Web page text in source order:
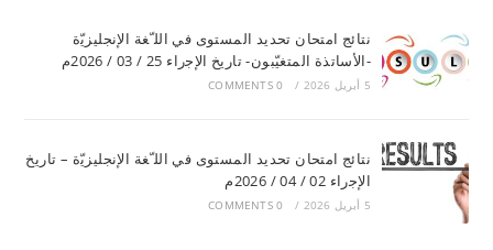
ﻧﺘﺎﺋﺞ اﻣﺘﺤﺎن ﺗﺤﺪﯾﺪ اﻟﻤﺴﺘﻮى ﻓﻲ اﻟﻠ ّﻐﺔ اﻹﻧﺠﻠﯿﺰﯾّة
-اﻷﺳﺎﺗﺬة اﻟﻤﺘﻐﯿّﺒﻮن- ﺗﺎرﯾﺦ اﻹﺟراء 25 / 03 / 2026م
5 أبريل 2026 /
0 COMMENTS
ﻧﺘﺎﺋﺞ اﻣﺘﺤﺎن ﺗﺤﺪﯾﺪ اﻟﻤﺴﺘﻮى ﻓﻲ اﻟﻠ ّﻐﺔ اﻹﻧﺠﻠﯿﺰﯾّة – ﺗﺎرﯾﺦ
اﻹﺟراء 02 / 04 / 2026م
5 أبريل 2026 /
0 COMMENTS